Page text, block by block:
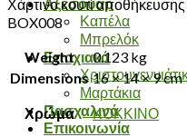
Καπέλα
Μπρελόκ
Εποχιακά
Μαρτάκια
Πασχαλινά
Επικοινωνία
Χάρτινο κουτί
BOX008
Weight
0.123 kg
Dimensions 16 × 14 × 9 cm
Χρώμα ΚΟΚΚΙΝΟ